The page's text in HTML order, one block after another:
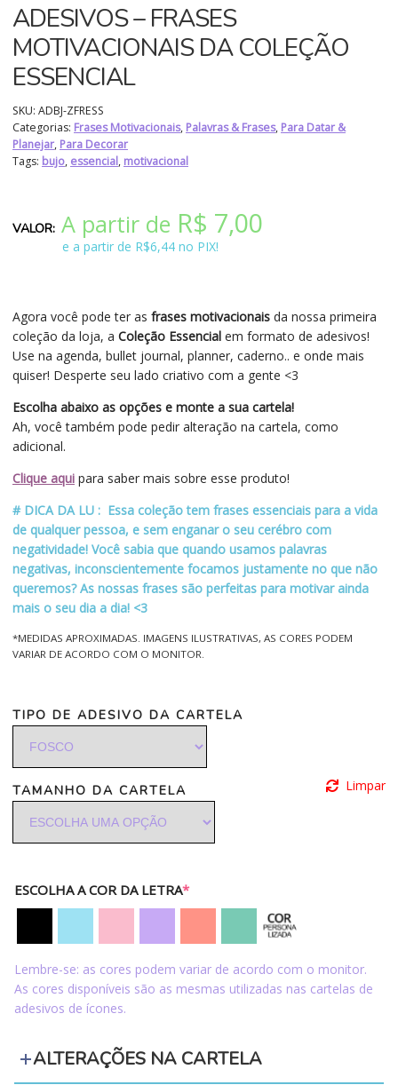
ADESIVOS – FRASES
MOTIVACIONAIS DA COLEÇÃO
ESSENCIAL
Agora você pode ter as frases motivacionais da nossa primeira
coleção da loja, a Coleção Essencial em formato de adesivos!
Use na agenda, bullet journal, planner, caderno.. e onde mais
quiser! Desperte seu lado criativo com a gente <3
Escolha abaixo as opções e monte a sua cartela!
Ah, você também pode pedir alteração na cartela, como
adicional.
Clique aqui para saber mais sobre esse produto!
# DICA DA LU : Essa coleção tem frases essenciais para a vida
de qualquer pessoa, e sem enganar o seu cerébro com
negatividade! Você sabia que quando usamos palavras
negativas, inconscientemente focamos justamente no que não
queremos? As nossas frases são perfeitas para motivar ainda
mais o seu dia a dia! <3
*MEDIDAS APROXIMADAS. IMAGENS ILUSTRATIVAS, AS CORES PODEM
VARIAR DE ACORDO COM O MONITOR.
SKU: ADBJ-ZFRESS
Categorias: Frases Motivacionais, Palavras & Frases, Para Datar &
Planejar, Para Decorar
Tags: bujo, essencial, motivacional
A partir de R$ 7,00
e a partir de R$6,44 no PIX!
TIPO DE ADESIVO DA CARTELA
TAMANHO DA CARTELA Limpar
ESCOLHA A COR DA LETRA*
Lembre-se: as cores podem variar de acordo com o monitor.
As cores disponíveis são as mesmas utilizadas nas cartelas de
adesivos de ícones.
ALTERAÇÕES NA CARTELA